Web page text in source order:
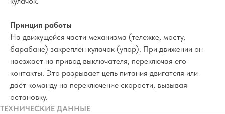
Принцип работы
На движущейся части механизма (тележке, мосту,
барабане) закреплён кулачок (упор). При движении он
наезжает на привод выключателя, переключая его
контакты. Это разрывает цепь питания двигателя или
даёт команду на переключение скорости, вызывая
остановку.
ТЕХНИЧЕСКИЕ ДАННЫЕ